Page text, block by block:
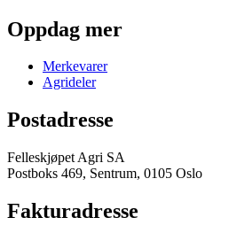
Oppdag mer
Merkevarer
Agrideler
Postadresse
Felleskjøpet Agri SA
Postboks 469, Sentrum, 0105 Oslo
Fakturadresse